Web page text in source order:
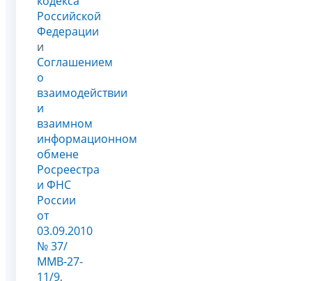
Российской
Федерации
и
Соглашением
о
взаимодействии
и
взаимном
информационном
обмене
Росреестра
и ФНС
России
от
03.09.2010
№ 37/
ММВ-27-
11/9,